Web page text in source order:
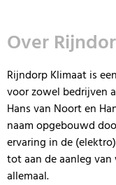
Over
Rijndorp Klimaat is
voor zowel bedrijven
Hans van Noort en
naam opgebouwd
ervaring in de
tot aan de aanleg
allemaal.